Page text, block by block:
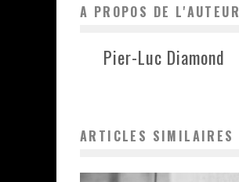
A PROPOS DE L'AUTEUR
Pier-Luc Diamond
ARTICLES SIMILAIRES